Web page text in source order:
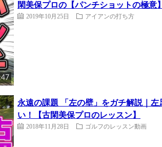
閑美保プロの【パンチショットの極意】
2019年10月25日 アイアンの打ち方
永遠の課題 「左の壁」をガチ解説｜
い！【古閑美保プロのレッスン】
2018年11月28日 ゴルフのレッスン動画